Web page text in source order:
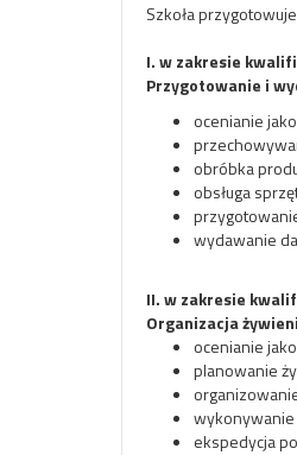
Szkoła
I. w zakresie
Przygotowanie i
ocenianie
obróbka
obsługa
wydawanie
II. w zakresie
Organizacja
ocenianie
planowanie
wykonywanie
ekspedycja